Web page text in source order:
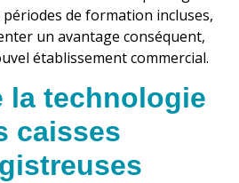
de formation incluses,
un avantage conséquent,
établissement commercial.
la technologie
caisses